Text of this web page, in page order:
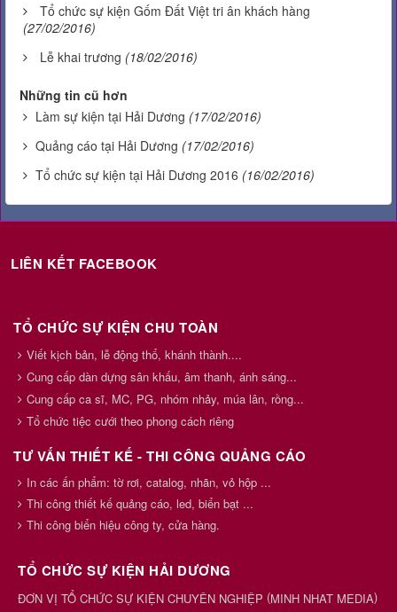
Tổ chức sự kiện Gốm Đất Việt tri ân khách hàng
(27/02/2016)
Lễ khai trương (18/02/2016)
Những tin cũ hơn
Làm sự kiện tại Hải Dương (17/02/2016)
Quảng cáo tại Hải Dương (17/02/2016)
Tổ chức sự kiện tại Hải Dương 2016 (16/02/2016)
LIÊN KẾT FACEBOOK
TỔ CHỨC SỰ KIỆN CHU TOÀN
Viết kịch bản, lễ động thổ, khánh thành....
Cung cấp dàn dựng sân khấu, âm thanh, ánh sáng...
Cung cấp ca sĩ, MC, PG, nhóm nhảy, múa lân, rồng...
Tổ chức tiệc cưới theo phong cách riêng
TƯ VẤN THIẾT KẾ - THI CÔNG QUẢNG CÁO
In các ấn phẩm: tờ rơi, catalog, nhãn, vỏ hộp ...
Thi công thiết kế quảng cáo, led, biển bạt ...
Thi công biển hiệu công ty, cửa hàng.
TỔ CHỨC SỰ KIỆN HẢI DƯƠNG
ĐƠN VỊ TỔ CHỨC SỰ KIỆN CHUYÊN NGHIỆP (MINH NHAT MEDIA)